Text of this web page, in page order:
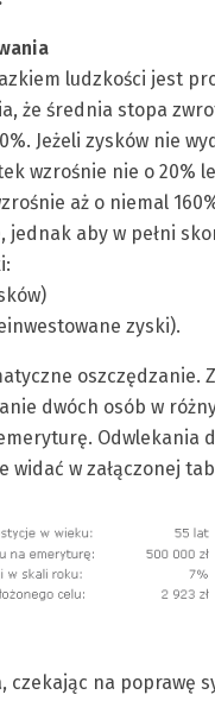
ludzkości jest
że średnia stopa
Jeżeli zysków nie
wzrośnie nie o 20%
aż o niemal
aby w pełni
zyski).
oszczędzanie.
dwóch osób w
Odwlekania
widać w załączonej
czekając na poprawę